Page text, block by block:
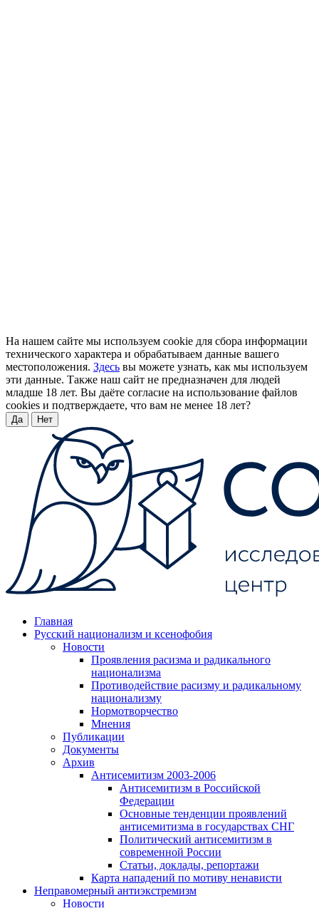
На нашем сайте мы используем cookie для сбора информации
технического характера и обрабатываем данные вашего
местоположения. Здесь вы можете узнать, как мы используем
эти данные. Также наш сайт не предназначен для людей
младше 18 лет. Вы даёте согласие на использование файлов
cookies и подтверждаете, что вам не менее 18 лет?
Да Нет
Главная
Русский национализм и ксенофобия
Новости
Проявления расизма и радикального
национализма
Противодействие расизму и радикальному
национализму
Нормотворчество
Мнения
Публикации
Документы
Архив
Антисемитизм 2003-2006
Антисемитизм в Российской
Федерации
Основные тенденции проявлений
антисемитизма в государствах СНГ
Политический антисемитизм в
современной России
Статьи, доклады, репортажи
Карта нападений по мотиву ненависти
Неправомерный антиэкстремизм
Новости